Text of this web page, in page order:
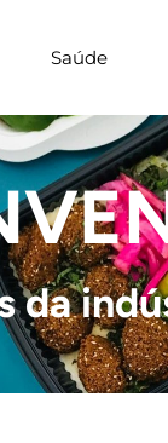
Saúde
da